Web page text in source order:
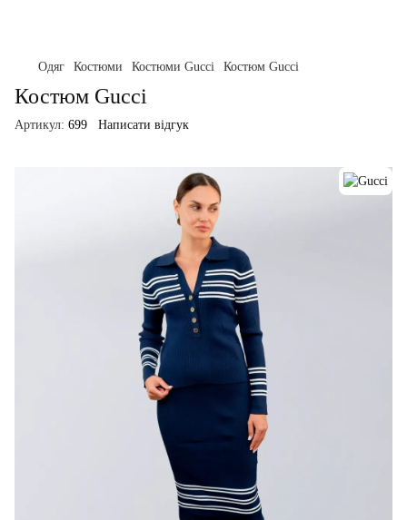
Одяг Костюми Костюми Gucci Костюм Gucci
Костюм Gucci
Артикул: 699 Написати відгук